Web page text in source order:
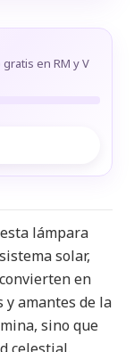
en RM y V
lámpara
solar,
en
y amantes de la
sino que